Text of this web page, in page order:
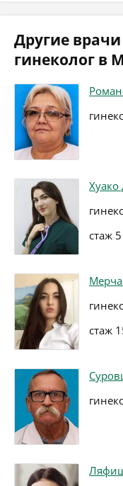
Другие
гинеколог в
Хуако
стаж
стаж